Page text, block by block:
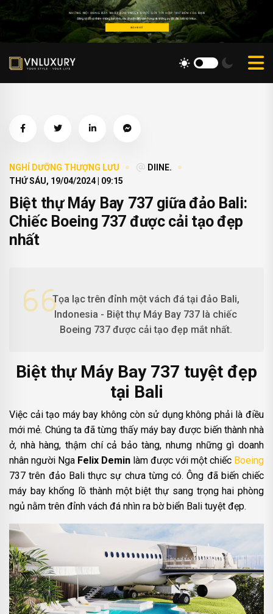
NGHỈ DƯỠNG THƯỢNG LƯU
DIINE.
THỨ SÁU, 19/04/2024 | 09:15
Biệt thự Máy Bay 737 giữa đảo Bali:
Chiếc Boeing 737 được cải tạo đẹp
nhất
Tọa lạc trên đỉnh một vách đá tại đảo Bali,
Indonesia - Biệt thự Máy Bay 737 là chiếc
Boeing 737 được cải tạo đẹp mắt nhất.
Biệt thự Máy Bay 737 tuyệt đẹp
tại Bali
Việc cải tạo máy bay không còn sử dụng không phải là điều
mới mẻ. Chúng ta đã từng thấy máy bay được biến thành nhà
ở, nhà hàng, thậm chí cả bảo tàng, nhưng những gì doanh
nhân người Nga Felix Demin làm được với một chiếc Boeing
737 trên đảo Bali thực sự chưa từng có. Ông đã biến chiếc
máy bay khổng lồ thành một biệt thự sang trọng hai phòng
ngủ nằm trên đỉnh vách đá nhìn ra bờ biển Bali tuyệt đẹp.